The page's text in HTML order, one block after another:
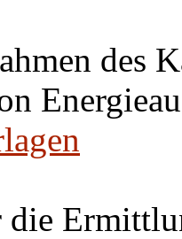
des
die